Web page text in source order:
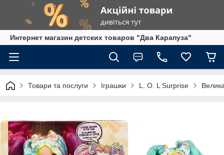
Интернет магазин детских товаров "Два Карапуза"
Товари та послуги Іграшки L. O. L Surprise